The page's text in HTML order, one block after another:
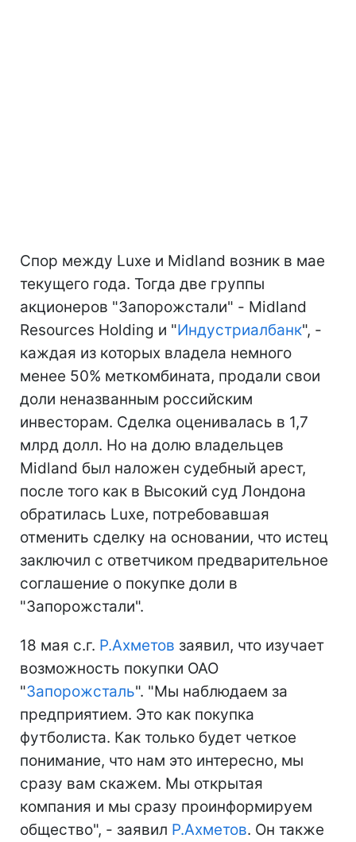
Спор между Luxe и Midland возник в мае
текущего года. Тогда две группы
акционеров "Запорожстали" - Midland
Resources Holding и "Индустриалбанк", -
каждая из которых владела немного
менее 50% меткомбината, продали свои
доли неназванным российским
инвесторам. Сделка оценивалась в 1,7
млрд долл. Но на долю владельцев
Midland был наложен судебный арест,
после того как в Высокий суд Лондона
обратилась Luxe, потребовавшая
отменить сделку на основании, что истец
заключил с ответчиком предварительное
соглашение о покупке доли в
"Запорожстали".
18 мая с.г. Р.Ахметов заявил, что изучает
возможность покупки ОАО
"Запорожсталь". "Мы наблюдаем за
предприятием. Это как покупка
футболиста. Как только будет четкое
понимание, что нам это интересно, мы
сразу вам скажем. Мы открытая
компания и мы сразу проинформируем
общество", - заявил Р.Ахметов. Он также